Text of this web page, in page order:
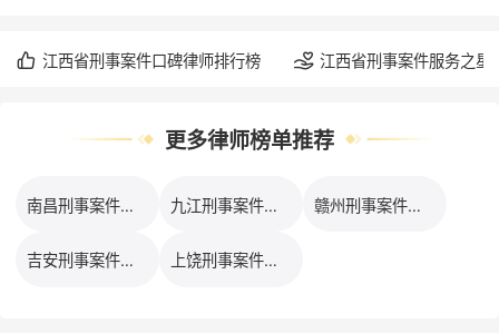
江西省刑事案件口碑律师排行榜 江西省刑事案件服务之星
更多律师榜单推荐
南昌刑事案件律师排行榜 九江刑事案件律师排行榜 赣州刑事案件律师排行榜
吉安刑事案件律师排行榜 上饶刑事案件律师排行榜